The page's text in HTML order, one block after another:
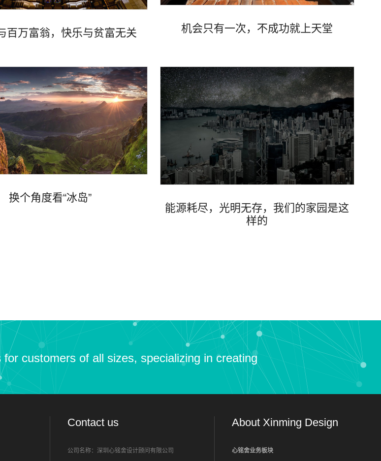
百万富翁，快乐与贫富无关 机会只有一次，不成功就上天堂
换个角度看“冰岛”
Views
能源耗尽，光明无存，我们的家园是这
样的
customers of all sizes, specializing in creating
Contact us
公司名称：深圳心铭舍设计顾问有限公司
About Xinming Design
心铭舍业务板块